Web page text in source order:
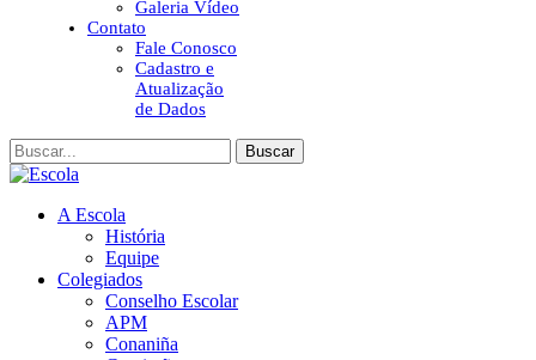
Galeria Vídeo
Contato
Fale Conosco
Cadastro e
Atualização
de Dados
Buscar
A Escola
História
Equipe
Colegiados
Conselho Escolar
APM
Conaniña